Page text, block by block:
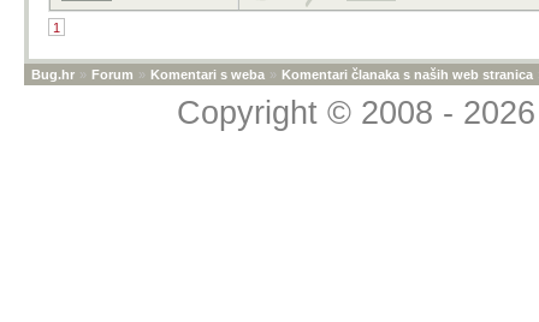
1
Bug.hr » Forum » Komentari s weba » Komentari članaka s naših web stranica
Copyright © 2008 -